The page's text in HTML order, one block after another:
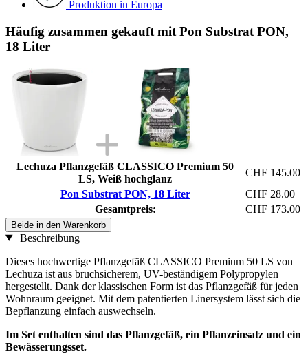
Produktion in Europa
Häufig zusammen gekauft mit Pon Substrat PON,
18 Liter
Lechuza Pflanzgefäß CLASSICO Premium 50
LS, Weiß hochglanz
CHF 145.00
Pon Substrat PON, 18 Liter
CHF 28.00
Gesamtpreis:
CHF 173.00
Beide in den Warenkorb
Beschreibung
Dieses hochwertige Pflanzgefäß CLASSICO Premium 50 LS von
Lechuza ist aus bruchsicherem, UV-beständigem Polypropylen
hergestellt. Dank der klassischen Form ist das Pflanzgefäß für jeden
Wohnraum geeignet. Mit dem patentierten Linersystem lässt sich die
Bepflanzung einfach auswechseln.
Im Set enthalten sind das Pflanzgefäß, ein Pflanzeinsatz und ein
Bewässerungsset.